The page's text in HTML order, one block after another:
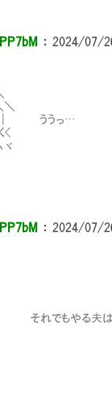
： 2024/07/
ﾟo | ううっ…
<
： 2024/07/
れでもやる夫は